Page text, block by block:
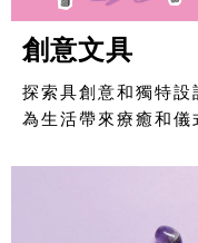
創意文具
探索具創意和獨特設
為生活帶來療癒和儀